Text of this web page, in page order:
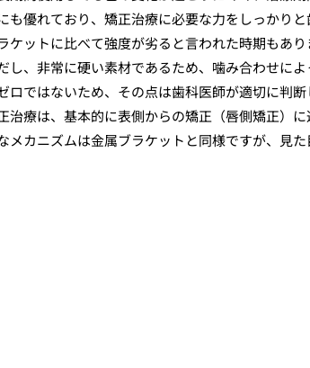
優れており、矯正治療に必要な力をしっかりと
ットに比べて強度が劣ると言われた時期もあり
、非常に硬い素材であるため、噛み合わせによ
ではないため、その点は歯科医師が適切に判断
療は、基本的に表側からの矯正（唇側矯正）に
カニズムは金属ブラケットと同様ですが、見た